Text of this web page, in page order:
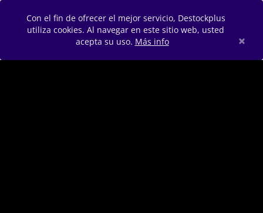
Con el fin de ofrecer el mejor servicio, Destockplus
utiliza cookies. Al navegar en este sitio web, usted
acepta su uso. Más info ×